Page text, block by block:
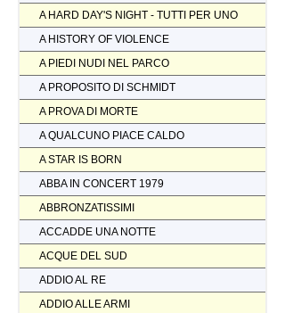
A HARD DAY'S NIGHT - TUTTI PER UNO
A HISTORY OF VIOLENCE
A PIEDI NUDI NEL PARCO
A PROPOSITO DI SCHMIDT
A PROVA DI MORTE
A QUALCUNO PIACE CALDO
A STAR IS BORN
ABBA IN CONCERT 1979
ABBRONZATISSIMI
ACCADDE UNA NOTTE
ACQUE DEL SUD
ADDIO AL RE
ADDIO ALLE ARMI